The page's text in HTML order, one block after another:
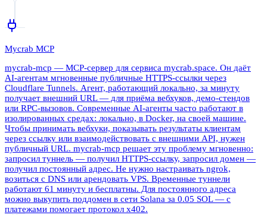
Mycrab MCP
mycrab-mcp — MCP-сервер для сервиса mycrab.space. Он даёт
AI-агентам мгновенные публичные HTTPS-ссылки через
Cloudflare Tunnels. Агент, работающий локально, за минуту
получает внешний URL — для приёма вебхуков, демо-стендов
или RPC-вызовов. Современные AI-агенты часто работают в
изолированных средах: локально, в Docker, на своей машине.
Чтобы принимать вебхуки, показывать результаты клиентам
через ссылку или взаимодействовать с внешними API, нужен
публичный URL. mycrab-mcp решает эту проблему мгновенно:
запросил туннель — получил HTTPS-ссылку, запросил домен —
получил постоянный адрес. Не нужно настраивать ngrok,
возиться с DNS или арендовать VPS. Временные туннели
работают 61 минуту и бесплатны. Для постоянного адреса
можно выкупить поддомен в сети Solana за 0.05 SOL — с
платежами помогает протокол x402.